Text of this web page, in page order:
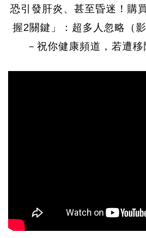
恐引發肝炎、甚至昏迷！購
握2關鍵」：超多人忽略（
－祝你健康頻道，若遭移